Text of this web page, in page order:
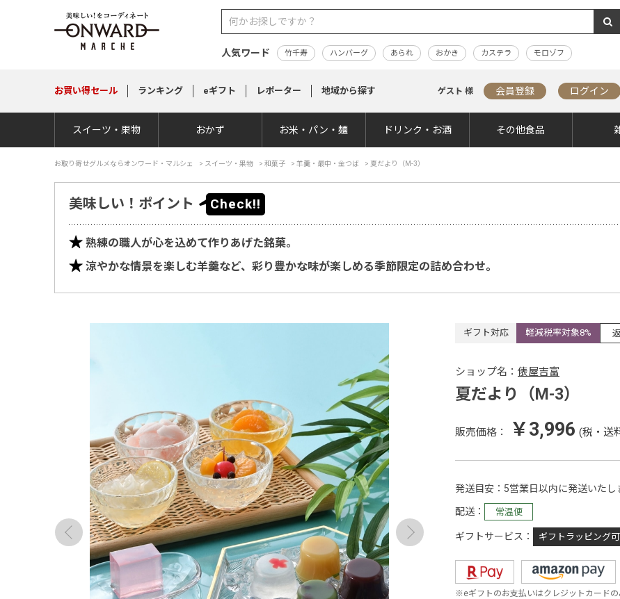
人気ワード 竹千寿 ハンバーグ あられ おかき カステラ モロゾフ
お買い得セール ランキング eギフト レポーター 地域から探す ゲスト 様 会員登録 ログイン
スイーツ・果物 おかず お米・パン・麺 ドリンク・お酒 その他食品
お取り寄せグルメならオンワード・マルシェ > スイーツ・果物 > 和菓子 > 羊羹・最中・金つば > 夏だより（M-3）
美味しい！ポイント
熟練の職人が心を込めて作りあげた銘菓。
涼やかな情景を楽しむ羊羹など、彩り豊かな味が楽しめる季節限定の詰め合わせ。
ギフト対応 軽減税率対象8%
ショップ名： 俵屋吉富
夏だより（M-3）
販売価格： ￥3,996 (税・送
発送目安 5営業日以内に発送いたし
配送 常温便
ギフトサービス ギフトラッピング可
※eギフトのお支払いはクレジットカードの